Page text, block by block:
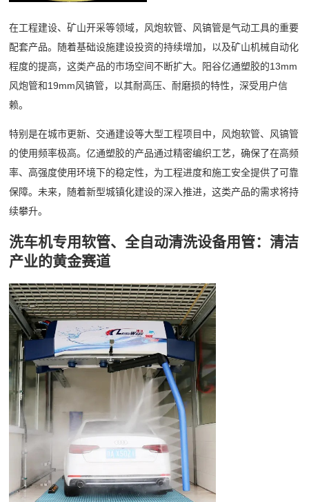
在工程建设、矿山开采等领域，风炮软管、风镐管是气动工具的重要
配套产品。随着基础设施建设投资的持续增加，以及矿山机械自动化
程度的提高，这类产品的市场空间不断扩大。阳谷亿通塑胶的13mm
风炮管和19mm风镐管，以其耐高压、耐磨损的特性，深受用户信
赖。
特别是在城市更新、交通建设等大型工程项目中，风炮软管、风镐管
的使用频率极高。亿通塑胶的产品通过精密编织工艺，确保了在高频
率、高强度使用环境下的稳定性，为工程进度和施工安全提供了可靠
保障。未来，随着新型城镇化建设的深入推进，这类产品的需求将持
续攀升。
洗车机专用软管、全自动清洗设备用管：清洁
产业的黄金赛道